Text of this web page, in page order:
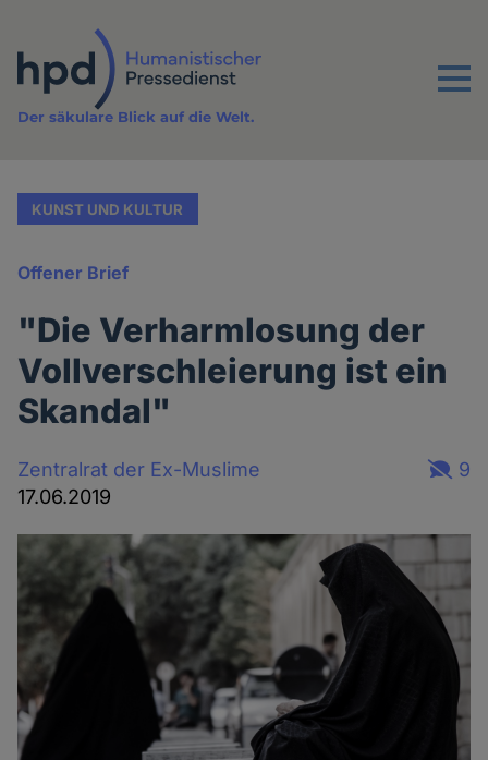
Inhalt
Menu
Der säkulare Blick auf die Welt.
KUNST UND KULTUR
Offener Brief
"Die Verharmlosung der
Vollverschleierung ist ein
Skandal"
Zentralrat der Ex-Muslime
17.06.2019
9